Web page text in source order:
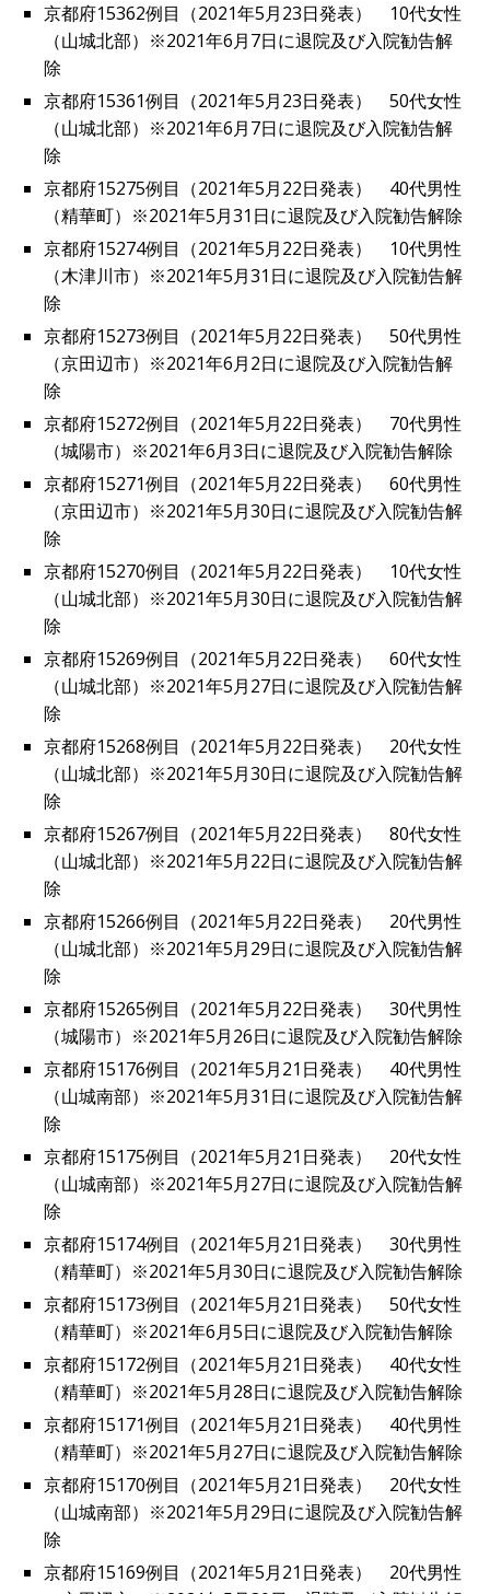
京都府15362例目（2021年5月23日発表） 10代女性
（山城北部）※2021年6月7日に退院及び入院勧告解
除
京都府15361例目（2021年5月23日発表） 50代女性
（山城北部）※2021年6月7日に退院及び入院勧告解
除
京都府15275例目（2021年5月22日発表） 40代男性
（精華町）※2021年5月31日に退院及び入院勧告解除
京都府15274例目（2021年5月22日発表） 10代男性
（木津川市）※2021年5月31日に退院及び入院勧告解
除
京都府15273例目（2021年5月22日発表） 50代男性
（京田辺市）※2021年6月2日に退院及び入院勧告解
除
京都府15272例目（2021年5月22日発表） 70代男性
（城陽市）※2021年6月3日に退院及び入院勧告解除
京都府15271例目（2021年5月22日発表） 60代男性
（京田辺市）※2021年5月30日に退院及び入院勧告解
除
京都府15270例目（2021年5月22日発表） 10代女性
（山城北部）※2021年5月30日に退院及び入院勧告解
除
京都府15269例目（2021年5月22日発表） 60代女性
（山城北部）※2021年5月27日に退院及び入院勧告解
除
京都府15268例目（2021年5月22日発表） 20代女性
（山城北部）※2021年5月30日に退院及び入院勧告解
除
京都府15267例目（2021年5月22日発表） 80代女性
（山城北部）※2021年5月22日に退院及び入院勧告解
除
京都府15266例目（2021年5月22日発表） 20代男性
（山城北部）※2021年5月29日に退院及び入院勧告解
除
京都府15265例目（2021年5月22日発表） 30代男性
（城陽市）※2021年5月26日に退院及び入院勧告解除
京都府15176例目（2021年5月21日発表） 40代男性
（山城南部）※2021年5月31日に退院及び入院勧告解
除
京都府15175例目（2021年5月21日発表） 20代女性
（山城南部）※2021年5月27日に退院及び入院勧告解
除
京都府15174例目（2021年5月21日発表） 30代男性
（精華町）※2021年5月30日に退院及び入院勧告解除
京都府15173例目（2021年5月21日発表） 50代女性
（精華町）※2021年6月5日に退院及び入院勧告解除
京都府15172例目（2021年5月21日発表） 40代女性
（精華町）※2021年5月28日に退院及び入院勧告解除
京都府15171例目（2021年5月21日発表） 40代男性
（精華町）※2021年5月27日に退院及び入院勧告解除
京都府15170例目（2021年5月21日発表） 20代女性
（山城南部）※2021年5月29日に退院及び入院勧告解
除
京都府15169例目（2021年5月21日発表） 20代男性